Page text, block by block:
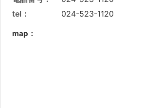
tel：
024-523-1120
map：